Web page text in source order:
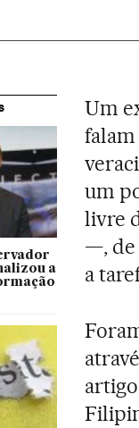
a
Um
falam
um
livre
—, de
a